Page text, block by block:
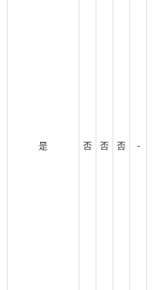
是 否 否 否 -